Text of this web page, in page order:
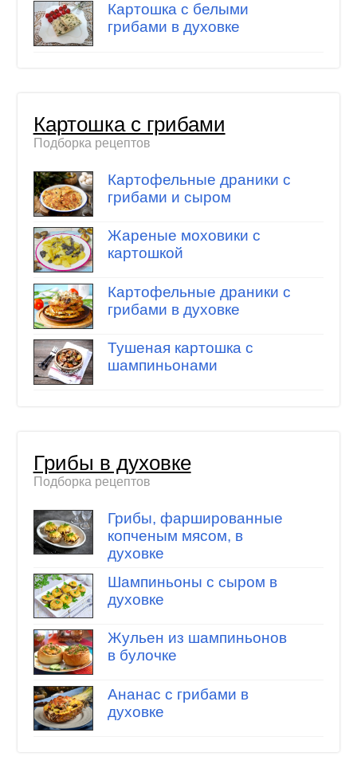
Картошка с белыми
грибами в духовке
Картошка с грибами
Подборка рецептов
Картофельные драники с
грибами и сыром
Жареные моховики с
картошкой
Картофельные драники с
грибами в духовке
Тушеная картошка с
шампиньонами
Грибы в духовке
Подборка рецептов
Грибы, фаршированные
копченым мясом, в
духовке
Шампиньоны с сыром в
духовке
Жульен из шампиньонов
в булочке
Ананас с грибами в
духовке